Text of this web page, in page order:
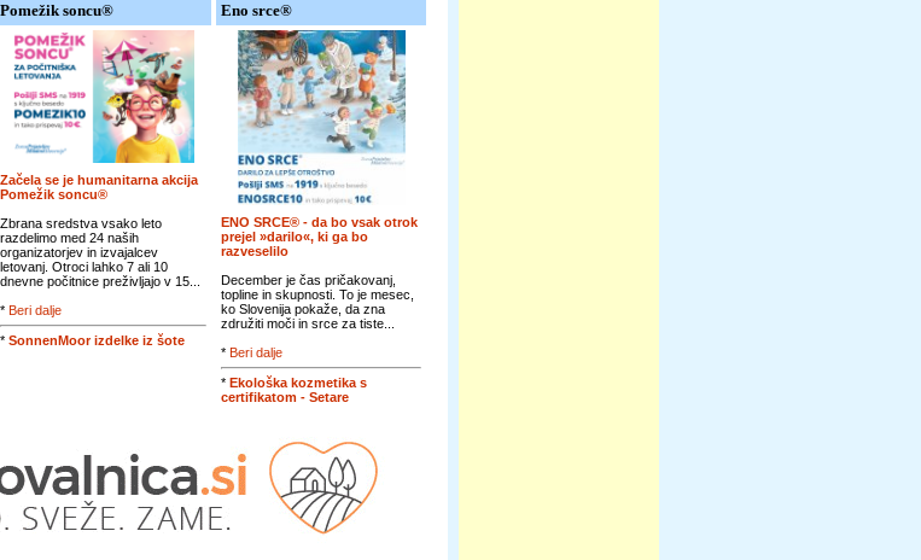
Pomežik soncu®
Začela se je humanitarna akcija
Pomežik soncu®
Zbrana sredstva vsako leto
razdelimo med 24 naših
organizatorjev in izvajalcev
letovanj. Otroci lahko 7 ali 10
dnevne počitnice preživljajo v 15...
* Beri dalje
* SonnenMoor izdelke iz šote
Eno srce®
ENO SRCE® - da bo vsak otrok
prejel »darilo«, ki ga bo
razveselilo
December je čas pričakovanj,
topline in skupnosti. To je mesec,
ko Slovenija pokaže, da zna
združiti moči in srce za tiste...
* Beri dalje
* Ekološka kozmetika s
certifikatom - Setare